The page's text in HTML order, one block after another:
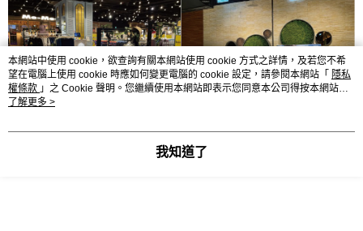
本網站中使用 cookie，欲查詢有關本網站使用 cookie 方式之詳情，及若您不希
望在電腦上使用 cookie 時應如何變更電腦的 cookie 設定，請參閱本網站「 隱私
權條款 」之 Cookie 聲明。您繼續使用本網站即表示您同意本公司得按本網站使
用條款之 Cookie 聲明使用 cookie。
了解更多 >
我知道了